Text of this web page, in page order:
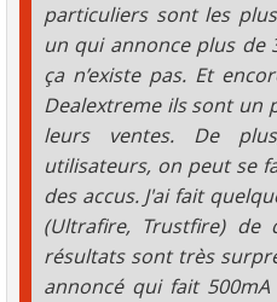
particuliers sont les
un qui annonce plus de
ça n’existe pas. Et
Dealextreme ils sont un
leurs ventes. De
utilisateurs, on peut se
des accus. J'ai fait
(Ultrafire, Trustfire) de
résultats sont très
annoncé qui fait